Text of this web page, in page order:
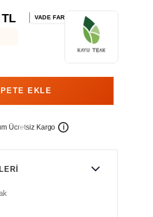
VADE FARKSIZ 2 TAKSİT
m Ücretsiz Kargo i